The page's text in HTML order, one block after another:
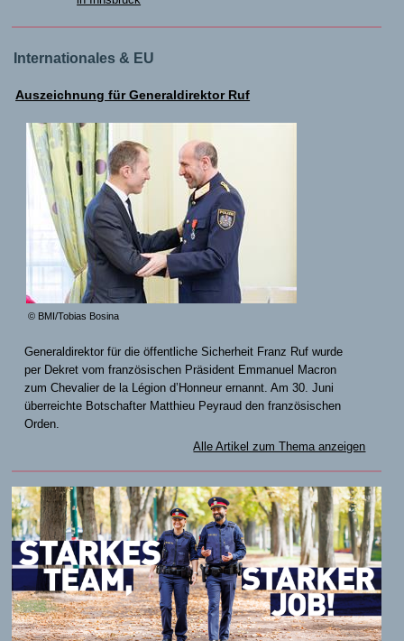
Internationales & EU
Auszeichnung für Generaldirektor Ruf
© BMI/Tobias Bosina
Generaldirektor für die öffentliche Sicherheit Franz Ruf wurde
per Dekret vom französischen Präsident Emmanuel Macron
zum Chevalier de la Légion d’Honneur ernannt. Am 30. Juni
überreichte Botschafter Matthieu Peyraud den französischen
Orden.
Alle Artikel zum Thema anzeigen